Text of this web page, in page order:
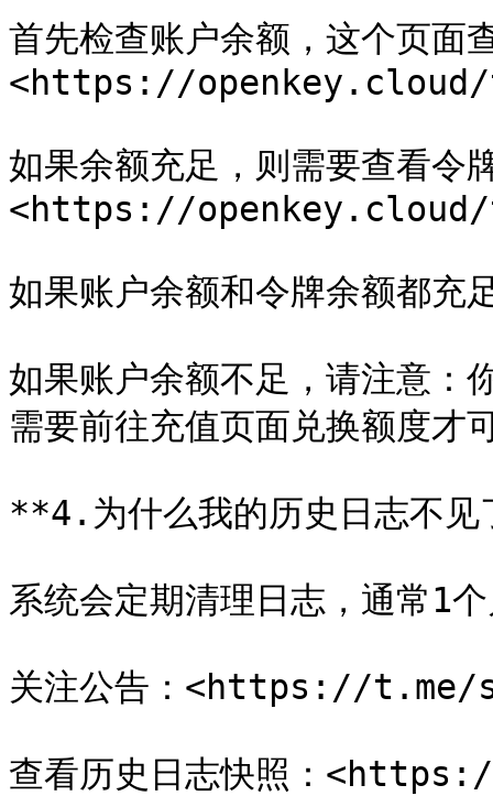
首先检查账户余额，这个页面
<https://openkey.cloud/
如果余额充足，则需要查看令
<https://openkey.cloud/
如果账户余额和令牌余额都充
如果账户余额不足，请注意：
需要前往充值页面兑换额度才
**4.为什么我的历史日志不
系统会定期清理日志，通常1
关注公告：<https://
查看历史日志快照：